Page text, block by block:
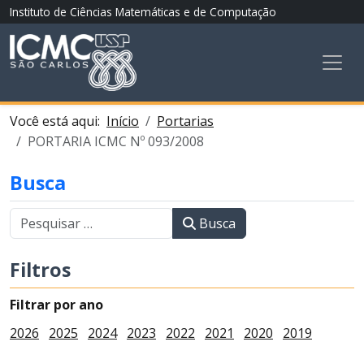
Instituto de Ciências Matemáticas e de Computação
Você está aqui: Início
Portarias
PORTARIA ICMC Nº 093/2008
Busca
Busca
Filtros
Filtrar por ano
2026
2025 2024 2023 2022 2021 2020
2019